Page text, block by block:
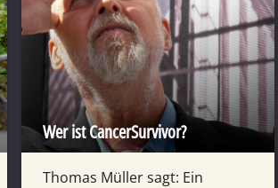
Wer ist CancerSurvivor?
Thomas Müller sagt: Ein